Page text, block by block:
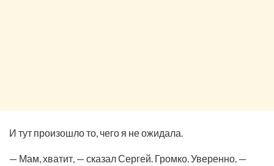
И тут произошло то, чего я не ожидала.
— Мам, хватит, — сказал Сергей. Громко. Уверенно. —